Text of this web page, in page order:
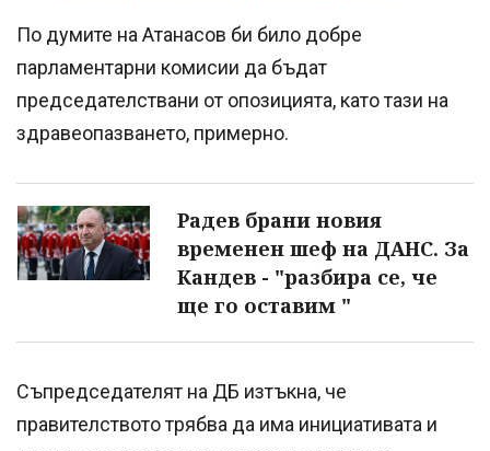
По думите на Атанасов би било добре
парламентарни комисии да бъдат
председателствани от опозицията, като тази на
здравеопазването, примерно.
Радев брани новия
временен шеф на ДАНС. За
Кандев - "разбира се, че
ще го оставим "
Съпредседателят на ДБ изтъкна, че
правителството трябва да има инициативата и